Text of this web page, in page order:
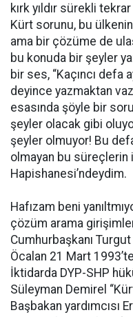
kırk yıldır sürekli
Kürt sorunu, bu
ama bir çözüme de
bu konuda bir şeyler
bir ses, “Kaçıncı defa
deyince yazmaktan
esasında şöyle bir
şeyler olacak gibi
şeyler olmuyor! Bu
olmayan bu süreçlerin
Hapishanesi’ndeydim.
Hafızam beni
çözüm arama
Cumhurbaşkanı
Öcalan 21 Mart
İktidarda DYP-SHP
Süleyman Demirel
Başbakan yardımcısı